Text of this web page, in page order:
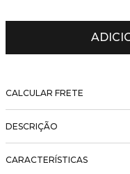
CALCULAR FRETE
DESCRIÇÃO
CARACTERÍSTICAS